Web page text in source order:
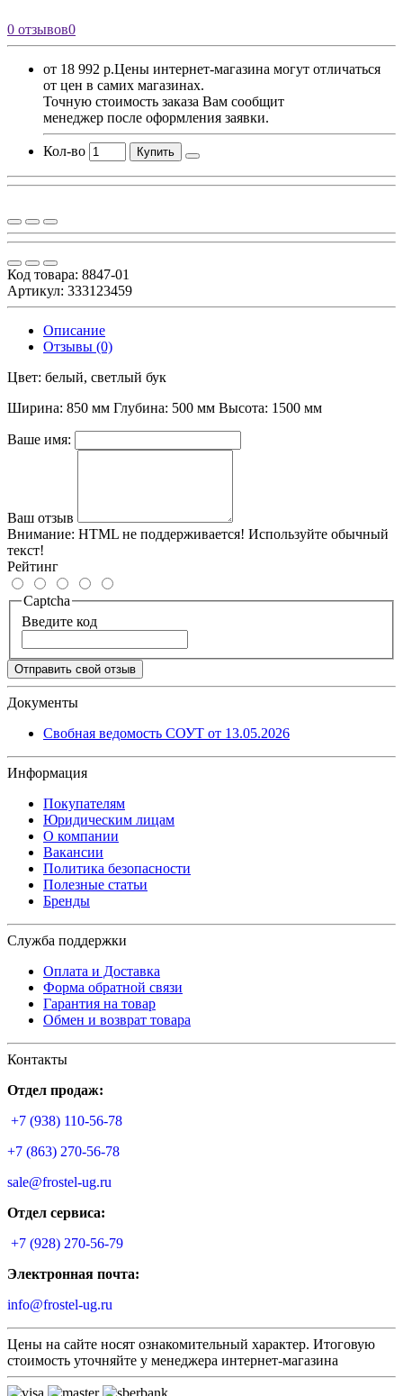
0 отзывов0
от 18 992 р.Цены интернет-магазина могут отличаться
от цен в самих магазинах.
Точную стоимость заказа Вам сообщит
менеджер после оформления заявки.
Кол-во Купить
Код товара: 8847-01
Артикул: 333123459
Описание
Отзывы (0)
Цвет: белый, светлый бук
Ширина: 850 мм Глубина: 500 мм Высота: 1500 мм
Ваше имя:
Ваш отзыв
Внимание: HTML не поддерживается! Используйте обычный
текст!
Рейтинг
Captcha
Введите код
Отправить свой отзыв
Документы
Свобная ведомость СОУТ от 13.05.2026
Информация
Покупателям
Юридическим лицам
О компании
Вакансии
Политика безопасности
Полезные статьи
Бренды
Служба поддержки
Оплата и Доставка
Форма обратной связи
Гарантия на товар
Обмен и возврат товара
Контакты
Отдел продаж:
+7 (938) 110-56-78
+7 (863) 270-56-78
sale@frostel-ug.ru
Отдел сервиса:
+7 (928) 270-56-79
Электронная почта:
info@frostel-ug.ru
Цены на сайте носят ознакомительный характер. Итоговую
стоимость уточняйте у менеджера интернет-магазина